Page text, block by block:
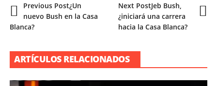
Previous Post¿Un
nuevo Bush en la Casa
Blanca?
Next PostJeb Bush,
¿iniciará una carrera
hacia la Casa Blanca?
ARTÍCULOS RELACIONADOS